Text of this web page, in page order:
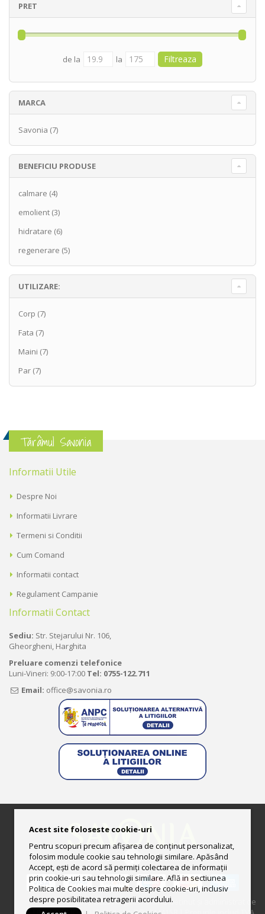
PRET
de la la
MARCA
Savonia (7)
BENEFICIU PRODUSE
calmare (4)
emolient (3)
hidratare (6)
regenerare (5)
UTILIZARE:
Corp (7)
Fata (7)
Maini (7)
Par (7)
Tărâmul Savonia
Informatii Utile
Despre Noi
Informatii Livrare
Termeni si Conditii
Cum Comand
Informatii contact
Regulament Campanie
Informatii Contact
Sediu: Str. Stejarului Nr. 106,
Gheorgheni, Harghita
Preluare comenzi telefonice
Luni-Vineri: 9:00-17:00 Tel: 0755-122.711
Email: office@savonia.ro
© 2013-2025 Magazin online deţinut şi administrat de
Acest site foloseste cookie-uri
Pentru scopuri precum afișarea de conținut personalizat,
folosim module cookie sau tehnologii similare. Apăsând
Accept, ești de acord să permiți colectarea de informații
prin cookie-uri sau tehnologii similare. Află in sectiunea
Politica de Cookies mai multe despre cookie-uri, inclusiv
despre posibilitatea retragerii acordului.